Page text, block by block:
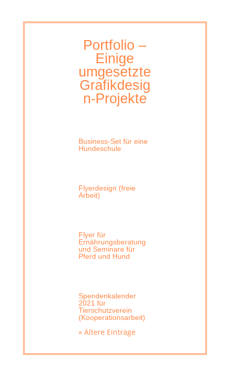
Portfolio –
Einige
umgesetzte
Grafikdesig
n-Projekte
Business-Set für eine
Hundeschule
Flyerdesign (freie
Arbeit)
Flyer für
Ernährungsberatung
und Seminare für
Pferd und Hund
Spendenkalender
2021 für
Tierschutzverein
(Kooperationsarbeit)
« Ältere Einträge